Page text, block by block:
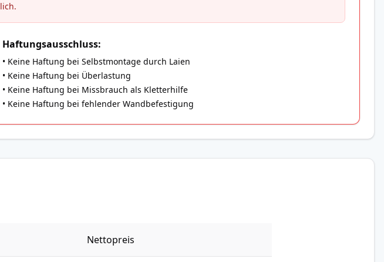
Haftungsausschluss:
• Keine Haftung bei Selbstmontage durch Laien
• Keine Haftung bei Überlastung
• Keine Haftung bei Missbrauch als Kletterhilfe
• Keine Haftung bei fehlender Wandbefestigung
Nettopreis